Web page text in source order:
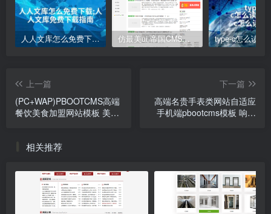
人人文库怎么免费下载;人人文库免费下载指南 仿最美ui 帝国CMS模板
上一篇
(PC+WAP)PBOOTCMS高端
餐饮美食加盟网站模板 美食
下一篇
高端名贵手表类网站自适应
手机端pbootcms模板 响应
相关推荐